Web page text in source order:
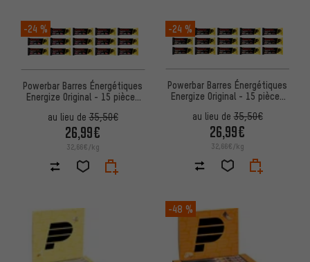
-24 %
Powerbar Barres Énergétiques
Energize Original - 15 pièces
au lieu de35,50€
26,99€
32,66€/kg
-24 %
Powerbar Barres Énergétiques
Energize Original - 15 pièces
au lieu de35,50€
26,99€
32,66€/kg
-48 %